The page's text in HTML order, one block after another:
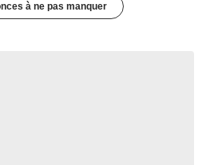
à ne pas manquer